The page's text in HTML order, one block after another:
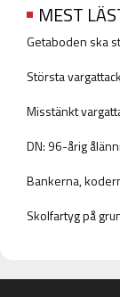
MEST
Getaboden ska
Största
Misstänkt
DN: 96-årig
Bankerna,
Skolfartyg på